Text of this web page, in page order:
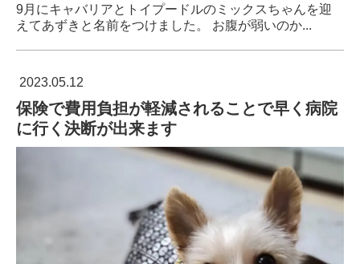
9月にキャバリアとトイプードルのミックスちゃんを迎
えてあずきと名前をつけました。 お腹が弱いのか...
2023.05.12
保険で費用負担が軽減されることで早く病院
に行く決断が出来ます